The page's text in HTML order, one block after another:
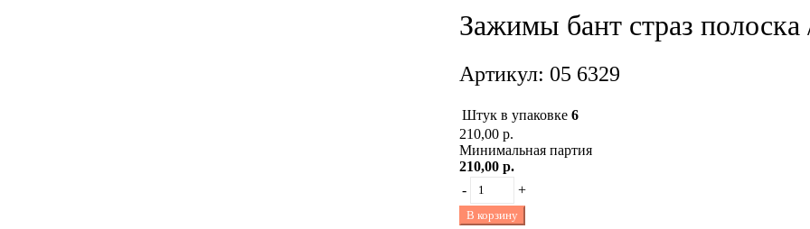
Зажимы бант страз полоска
Артикул: 05 6329
Штук в упаковке 6
210,00 р.
Минимальная партия
210,00 р.
-
+
В корзину